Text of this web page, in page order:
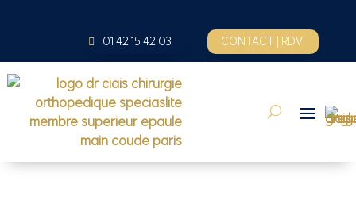
01 42 15 42 03 CONTACT | RDV